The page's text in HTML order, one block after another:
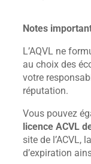
Notes
L’AQVL ne
au choix des
votre
réputation.
Vous pouvez
licence ACVL
site de l’ACVL,
d’expiration